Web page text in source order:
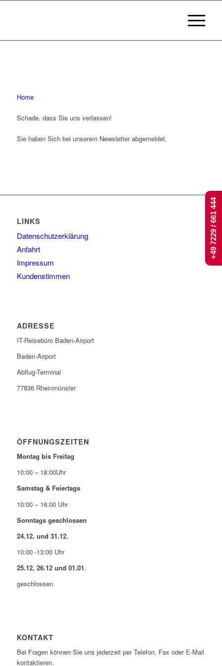
Home
Schade, dass Sie uns verlassen!
Sie haben Sich bei unserem Newsletter abgemeldet.
LINKS
Datenschutzerklärung
Anfahrt
Impressum
Kundenstimmen
ADRESSE
IT-Reisebüro Baden-Airport
Baden-Airport
Abflug-Terminal
77836 Rheinmünster
ÖFFNUNGSZEITEN
Montag bis Freitag
10:00 – 18:00Uhr
Samstag & Feiertags
10:00 – 16:00 Uhr
Sonntags geschlossen
24.12. und 31.12.
10:00 -13:00 Uhr
25.12, 26.12 und 01.01.
geschlossen
KONTAKT
Bei Fragen können Sie uns jederzeit per Telefon, Fax oder E-Mail
kontaktieren.
+49 7229 / 661 444